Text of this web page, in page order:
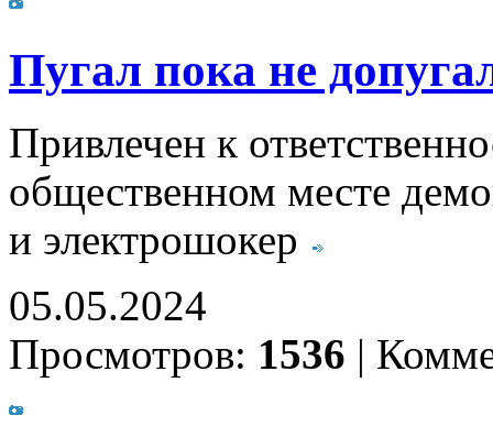
Пугал пока не
Привлечен к
общественном месте
и электрошокер
05.05.2024
Просмотров: 1536 |